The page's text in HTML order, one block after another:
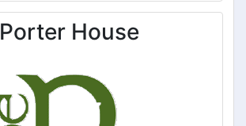
Porter House